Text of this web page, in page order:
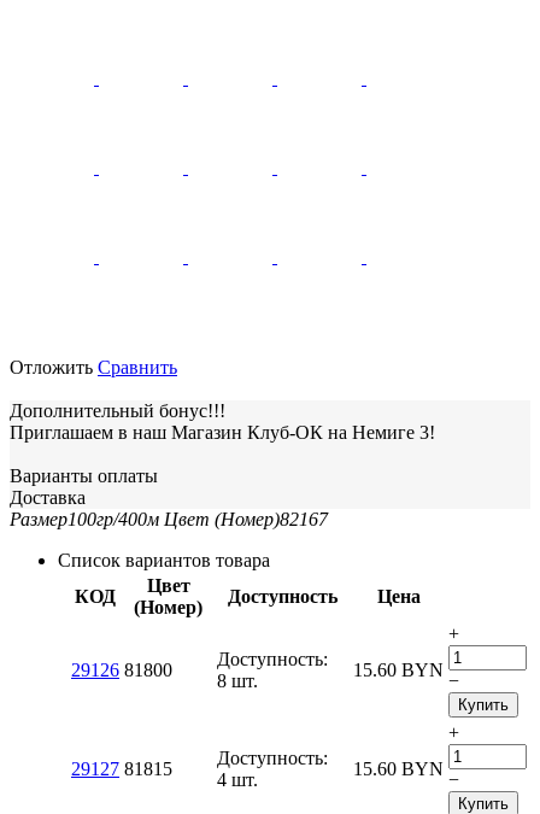
Отложить Сравнить
Дополнительный бонус!!!
Приглашаем в наш Магазин Клуб-ОК на Немиге 3!
Варианты оплаты
Доставка
Размер100гр/400м Цвет (Номер)82167
Список вариантов товара
КОД
Цвет
(Номер)
Доступность Цена
29126 81800
Доступность:
8 шт.
15.60 BYN
+
−
Купить
29127 81815
Доступность:
4 шт.
15.60 BYN
+
−
Купить